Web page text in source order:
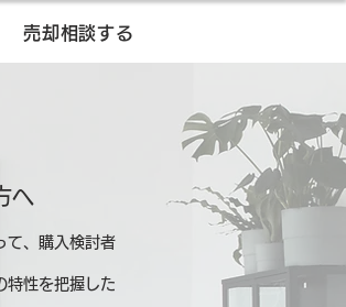
売却相談する
へ
て、購入検討者
特性を把握した